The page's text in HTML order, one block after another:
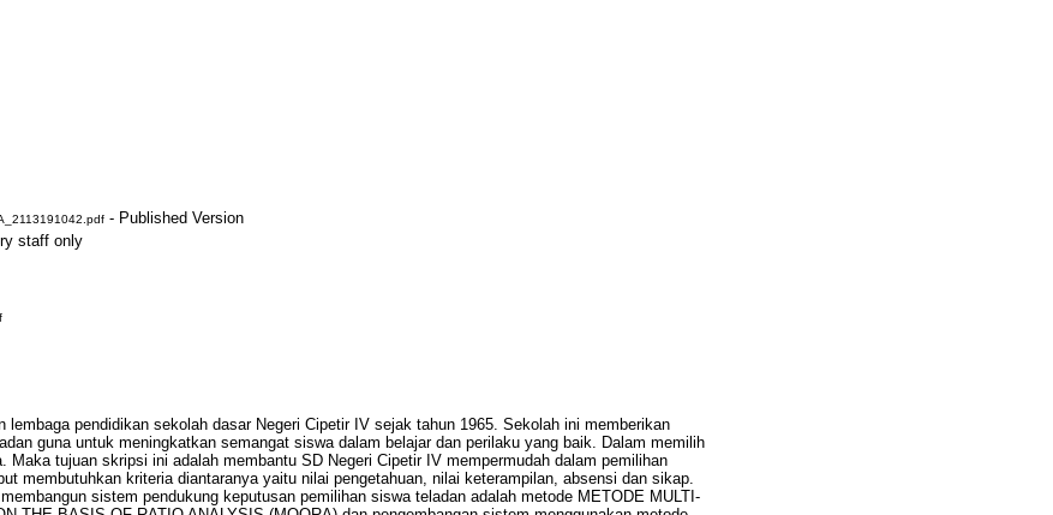
- Published Version
staff only
lembaga pendidikan sekolah dasar Negeri Cipetir IV sejak tahun 1965. Sekolah ini memberikan
guna untuk meningkatkan semangat siswa dalam belajar dan perilaku yang baik. Dalam memilih
Maka tujuan skripsi ini adalah membantu SD Negeri Cipetir IV mempermudah dalam pemilihan
membutuhkan kriteria diantaranya yaitu nilai pengetahuan, nilai keterampilan, absensi dan sikap.
sistem pendukung keputusan pemilihan siswa teladan adalah metode METODE MULTI-